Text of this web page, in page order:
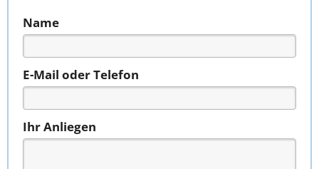
Name
E-Mail oder Telefon
Ihr Anliegen